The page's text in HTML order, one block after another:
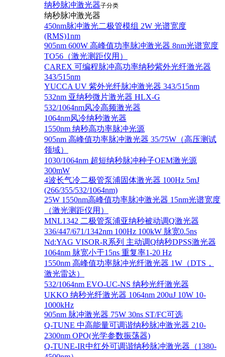
纳秒脉冲激光器子分类
纳秒脉冲激光器
450nm脉冲激光二极管模组 2W 光谱宽度
(RMS)1nm
905nm 600W 高峰值功率脉冲激光器 8nm光谱宽度
TO56（激光测距仪用）
CAREX 可编程脉冲高功率纳秒紫外光纤激光器
343/515nm
YUCCA UV 紫外光纤脉冲激光器 343/515nm
532nm 亚纳秒微片激光器 HLX-G
532/1064nm风冷高频激光器
1064nm风冷纳秒激光器
1550nm 纳秒高功率脉冲光源
905nm 高峰值功率脉冲激光器 35/75W（高压测试
领域）
1030/1064nm 超短纳秒脉冲种子OEM激光源
300mW
4波长气冷二极管泵浦固体激光器 100Hz 5mJ
(266/355/532/1064nm)
25W 1550nm高峰值功率脉冲激光器 15nm光谱宽度
（激光测距仪用）
MNL1342 二极管泵浦亚纳秒被动调Q激光器
336/447/671/1342nm 100Hz 100kW 脉宽0.5ns
Nd:YAG VISOR-R系列 主动调Q纳秒DPSS激光器
1064nm 脉宽小于15ns 重复率1-20 Hz
1550nm 高峰值功率脉冲光纤激光器 1W（DTS，
激光雷达）
532/1064nm EVO-UC-NS 纳秒光纤激光器
UKKO 纳秒光纤激光器 1064nm 200uJ 10W 10-
1000kHz
905nm 脉冲激光器 75W 30ns ST/FC可选
Q-TUNE 中高能量可调谐纳秒脉冲激光器 210-
2300nm OPO(光学参数振荡器)
Q-TUNE-IR中红外可调谐纳秒脉冲激光器（1380-